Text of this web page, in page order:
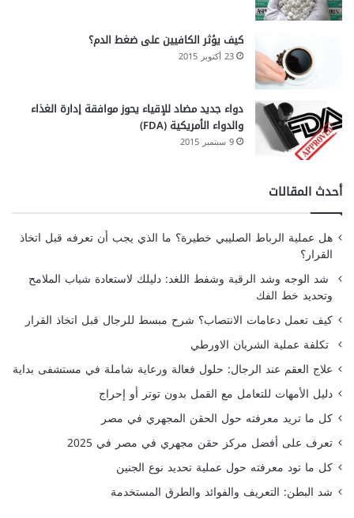
كيف يؤثر الكافيين على ضغط الدم؟
23 أكتوبر 2015
دواء جديد مضاد للإقياء يحوز موافقة إدارة الغذاء
والدواء الأمريكية (FDA)
9 سبتمبر 2015
أحدث المقالات
هل عملية الرباط الصليبي خطيرة؟ ما الذي يجب أن تعرفه قبل اتخاذ
القرار؟
شد الوجه وشد الرقبة وشفط اللغد: دليلك لاستعادة شباب الملامح
وتحديد خط الفك
كيف تعمل دعامات الانتصاب؟ شرح مبسط للرجال قبل اتخاذ القرار
تكلفة عملية الشريان الاورطي
علاج العقم عند الرجال: حلول فعالة ورعاية شاملة في مستشفى بداية
دليل الأمهات للتعامل مع القمل بدون توتر أو إحراج
كل ما تريد معرفته حول الحقن المجهري في مصر
تعرف على أفضل مركز حقن مجهري في مصر في 2025
كل ما تود معرفته حول عملية تحديد نوع الجنين
شد البطن: التعريف والفوائد والطرق المستخدمة